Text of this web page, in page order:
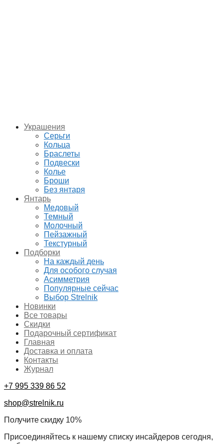
Украшения
Серьги
Кольца
Браслеты
Подвески
Колье
Броши
Без янтаря
Янтарь
Медовый
Темный
Молочный
Пейзажный
Текстурный
Подборки
На каждый день
Для особого случая
Асимметрия
Популярные сейчас
Выбор Strelnik
Новинки
Все товары
Скидки
Подарочный сертификат
Главная
Доставка и оплата
Контакты
Журнал
+7 995 339 86 52
shop@strelnik.ru
Получите скидку 10%
Присоединяйтесь к нашему списку инсайдеров сегодня,